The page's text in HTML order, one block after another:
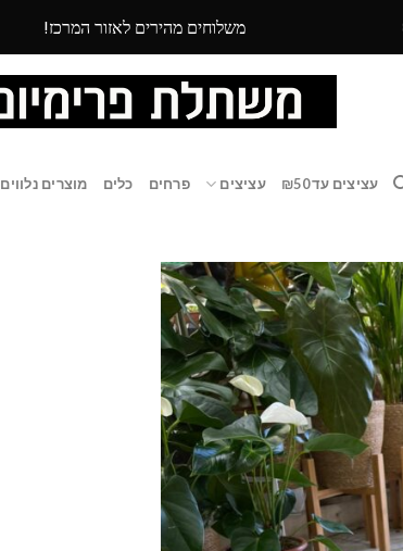
משלוחים מהירים לאזור המרכז!
עציצים עד ₪50 עציצים פרחים כלים מוצרים נלווים